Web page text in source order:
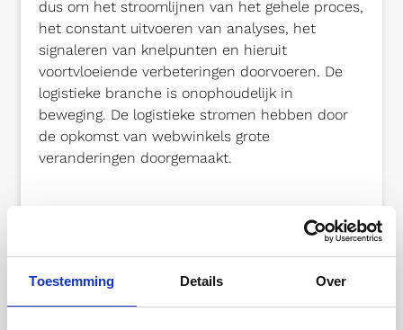
Toestemming Details Over
dus om het stroomlijnen van het gehele proces,
het constant uitvoeren van analyses, het
signaleren van knelpunten en hieruit
voortvloeiende verbeteringen doorvoeren. De
logistieke branche is onophoudelijk in
beweging. De logistieke stromen hebben door
de opkomst van webwinkels grote
veranderingen doorgemaakt.
Logistiek en de opkomst van
e-commerce
De snelle opkomst van de e-commerce heeft